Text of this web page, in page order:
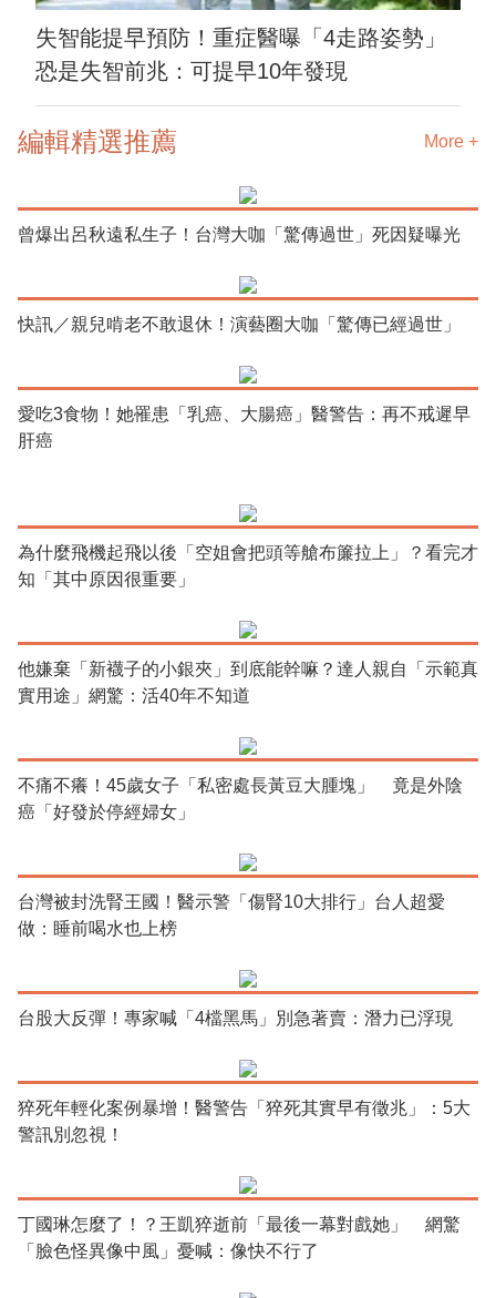
失智能提早預防！重症醫曝「4走路姿勢」
恐是失智前兆：可提早10年發現
編輯精選推薦 More +
曾爆出呂秋遠私生子！台灣大咖「驚傳過世」死因疑曝光
快訊／親兒啃老不敢退休！演藝圈大咖「驚傳已經過世」
愛吃3食物！她罹患「乳癌、大腸癌」醫警告：再不戒遲早
肝癌
為什麼飛機起飛以後「空姐會把頭等艙布簾拉上」？看完才
知「其中原因很重要」
他嫌棄「新襪子的小銀夾」到底能幹嘛？達人親自「示範真
實用途」網驚：活40年不知道
不痛不癢！45歲女子「私密處長黃豆大腫塊」 竟是外陰
癌「好發於停經婦女」
台灣被封洗腎王國！醫示警「傷腎10大排行」台人超愛
做：睡前喝水也上榜
台股大反彈！專家喊「4檔黑馬」別急著賣：潛力已浮現
猝死年輕化案例暴增！醫警告「猝死其實早有徵兆」：5大
警訊別忽視！
丁國琳怎麼了！？王凱猝逝前「最後一幕對戲她」 網驚
「臉色怪異像中風」憂喊：像快不行了